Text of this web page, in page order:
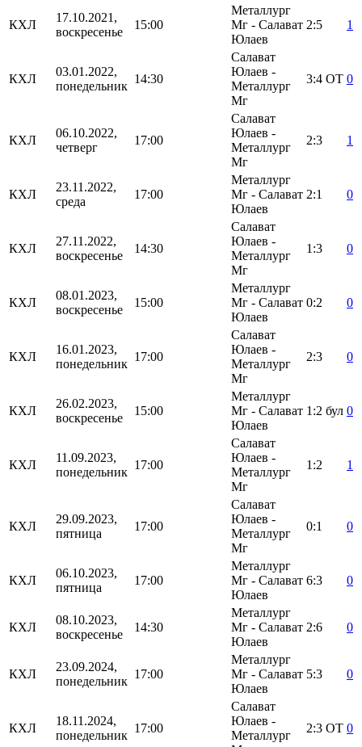
КХЛ
17.10.2021,
воскресенье
15:00
Металлург
Мг - Салават
Юлаев
2:5 1
КХЛ
03.01.2022,
понедельник
14:30
Салават
Юлаев -
Металлург
Мг
3:4 ОТ 0
КХЛ
06.10.2022,
четверг
17:00
Салават
Юлаев -
Металлург
Мг
2:3 1
КХЛ
23.11.2022,
среда
17:00
Металлург
Мг - Салават
Юлаев
2:1 0
КХЛ
27.11.2022,
воскресенье
14:30
Салават
Юлаев -
Металлург
Мг
1:3 0
КХЛ
08.01.2023,
воскресенье
15:00
Металлург
Мг - Салават
Юлаев
0:2 0
КХЛ
16.01.2023,
понедельник
17:00
Салават
Юлаев -
Металлург
Мг
2:3 0
КХЛ
26.02.2023,
воскресенье
15:00
Металлург
Мг - Салават
Юлаев
1:2 бул 0
КХЛ
11.09.2023,
понедельник
17:00
Салават
Юлаев -
Металлург
Мг
1:2 1
КХЛ
29.09.2023,
пятница
17:00
Салават
Юлаев -
Металлург
Мг
0:1 0
КХЛ
06.10.2023,
пятница
17:00
Металлург
Мг - Салават
Юлаев
6:3 0
КХЛ
08.10.2023,
воскресенье
14:30
Металлург
Мг - Салават
Юлаев
2:6 0
КХЛ
23.09.2024,
понедельник
17:00
Металлург
Мг - Салават
Юлаев
5:3 0
КХЛ
18.11.2024,
понедельник
17:00
Салават
Юлаев -
Металлург
2:3 ОТ 0